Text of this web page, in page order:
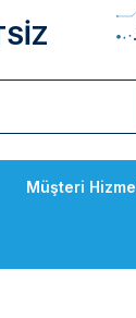
Müşteri